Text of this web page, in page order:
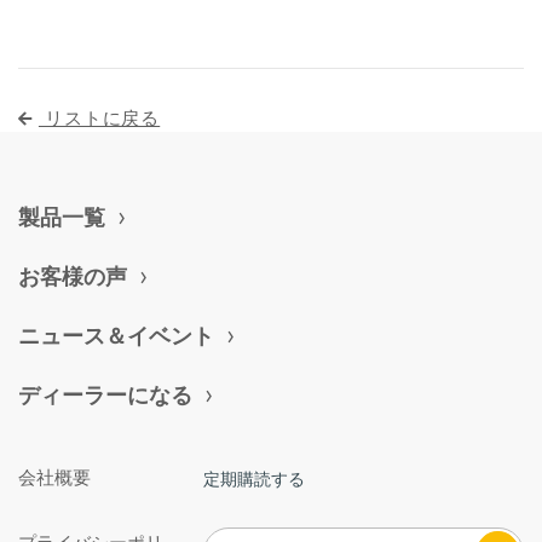
リストに戻る
製品一覧
お客様の声
ニュース＆イベント
ディーラーになる
会社概要 定期購読する